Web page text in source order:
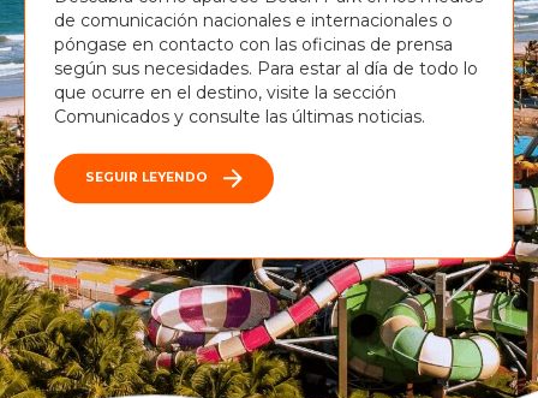
de comunicación nacionales e internacionales o
póngase en contacto con las oficinas de prensa
según sus necesidades. Para estar al día de todo lo
que ocurre en el destino, visite la sección
Comunicados y consulte las últimas noticias.
SEGUIR LEYENDO